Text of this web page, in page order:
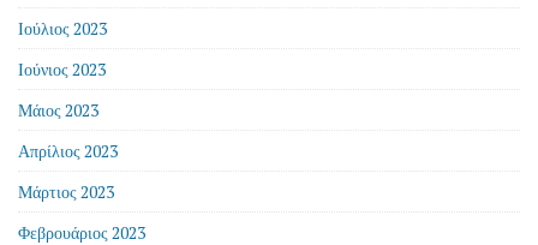
Ιούλιος 2023
Ιούνιος 2023
Μάιος 2023
Απρίλιος 2023
Μάρτιος 2023
Φεβρουάριος 2023